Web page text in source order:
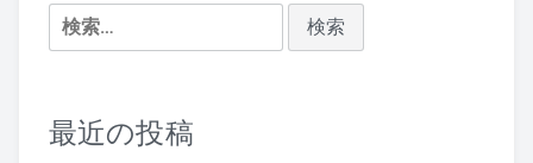
シ
ン
検
索:
最近の投稿